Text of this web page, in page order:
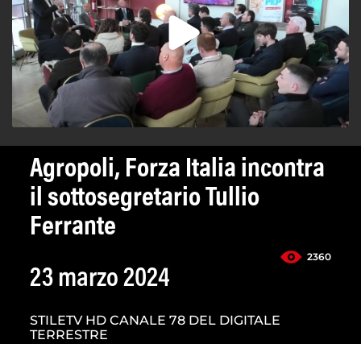
Agropoli, Forza Italia incontra
il sottosegretario Tullio
Ferrante
2360
23 marzo 2024
STILETV HD CANALE 78 DEL DIGITALE
TERRESTRE